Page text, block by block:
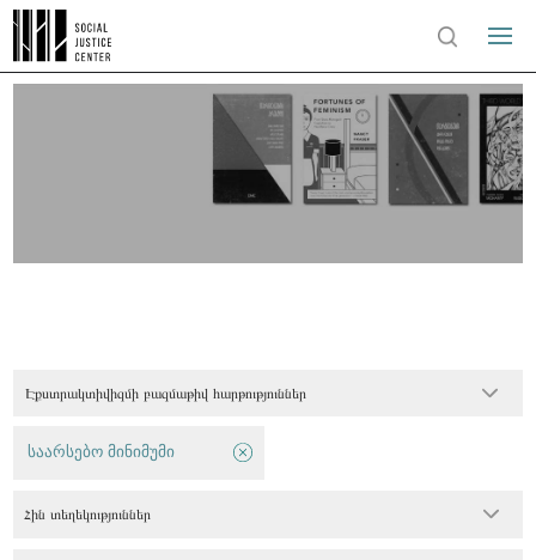
Էքստրակտիվիզմի բազմաթիվ հարթություններ
საარსებო მინიმუმი
Հին տեղեկություններ